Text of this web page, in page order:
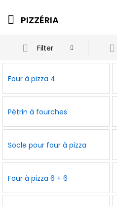
PIZZÉRIA
Filter
Four à pizza 4
Pétrin à fourches
Socle pour four à pizza
Four à pizza 6 + 6